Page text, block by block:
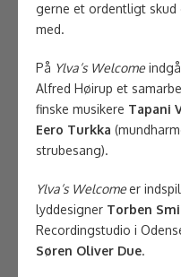
gerne et ordentligt
med.
På Ylva’s Welcome
Alfred Høirup et
finske musikere Tapani
Eero Turkka
strubesang).
Ylva’s Welcomeer
lyddesigner Torben
Recordingstudio i
Søren Oliver Due.